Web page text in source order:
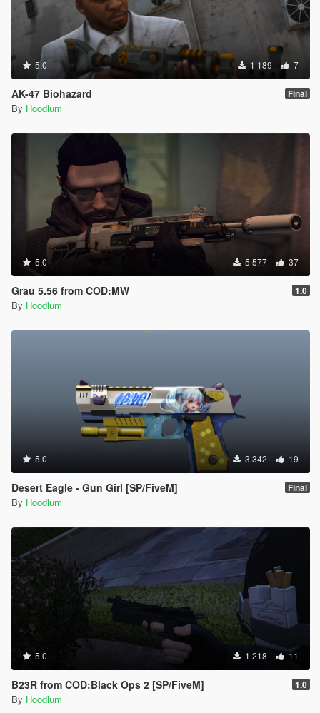
5.0 1 189 7
AK-47 Biohazard Final
By Hoodlum
5.0 5 577 37
Grau 5.56 from COD:MW 1.0
By Hoodlum
5.0 3 342 19
Desert Eagle - Gun Girl [SP/FiveM] Final
By Hoodlum
5.0 1 218 11
B23R from COD:Black Ops 2 [SP/FiveM] 1.0
By Hoodlum